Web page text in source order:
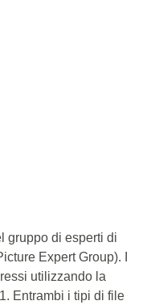
gruppo di esperti di
Expert Group). I
utilizzando la
Entrambi i tipi di file